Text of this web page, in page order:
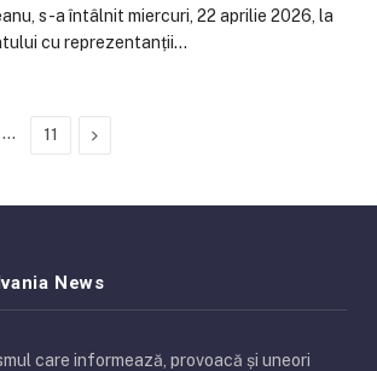
s-a întâlnit miercuri, 22 aprilie 2026, la
cu reprezentanții…
… 11 Next
News
care informează, provoacă și uneori